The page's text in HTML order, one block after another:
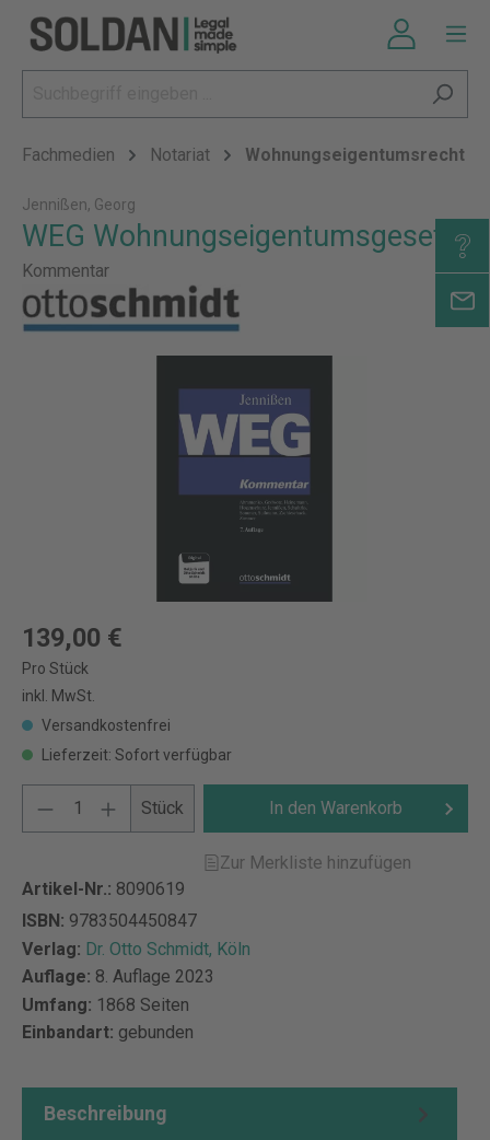
Fachmedien Notariat Wohnungseigentumsrecht
Jennißen, Georg
WEG Wohnungseigentumsgesetz
Kommentar
139,00 €
Pro Stück
inkl. MwSt.
Versandkostenfrei
Lieferzeit: Sofort verfügbar
Stück In den Warenkorb
Zur Merkliste hinzufügen
Artikel-Nr.: 8090619
ISBN: 9783504450847
Verlag: Dr. Otto Schmidt, Köln
Auflage: 8. Auflage 2023
Umfang: 1868 Seiten
Einbandart: gebunden
Beschreibung